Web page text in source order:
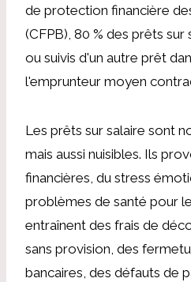
de protection financière
(CFPB), 80 % des prêts
ou suivis d'un autre prêt
l'emprunteur moyen
Les prêts sur salaire sont
mais aussi nuisibles. Ils
financières, du stress
problèmes de santé pour
entraînent des frais de
sans provision, des
bancaires, des défauts de